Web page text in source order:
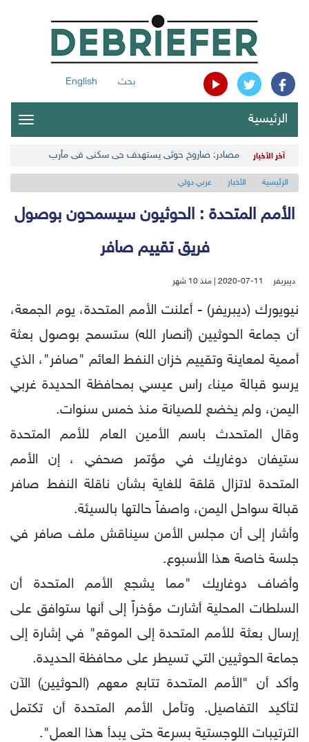
بحث English
الرئيسية
آخر الأخبار مصادر: صاروخ حوثي يستهدف حي سكني في مأرب
الرئيسية الأخبار عربي دولي
الأمم المتحدة : الحوثيون سيسمحون بوصول
فريق تقييم صافر
ديبريفر 2020-07-11 | منذ 10 شهر
نيويورك (ديبريفر) - أعلنت الأمم المتحدة، يوم الجمعة،
أن جماعة الحوثيين (أنصار الله) ستسمح بوصول بعثة
أممية لمعاينة وتقييم خزان النفط العائم "صافر"، الذي
يرسو قبالة ميناء راس عيسي بمحافظة الحديدة غربي
اليمن، ولم يخضع للصيانة منذ خمس سنوات.
وقال المتحدث باسم الأمين العام للأمم المتحدة
ستيفان دوغاريك في مؤتمر صحفي ، إن الأمم
المتحدة لاتزال قلقة للغاية بشأن ناقلة النفط صافر
قبالة سواحل اليمن، واصفاً حالتها بالسيئة.
وأشار إلى أن مجلس الأمن سيناقش ملف صافر في
جلسة خاصة هذا الأسبوع.
وأضاف دوغاريك "مما يشجع الأمم المتحدة أن
السلطات المحلية أشارت مؤخراً إلى أنها ستوافق على
إرسال بعثة للأمم المتحدة إلى الموقع" في إشارة إلى
جماعة الحوثيين التي تسيطر على محافظة الحديدة.
وأكد أن "الأمم المتحدة تتابع معهم (الحوثيين) الآن
لتأكيد التفاصيل. وتأمل الأمم المتحدة أن تكتمل
الترتيبات اللوجستية بسرعة حتى يبدأ هذا العمل".